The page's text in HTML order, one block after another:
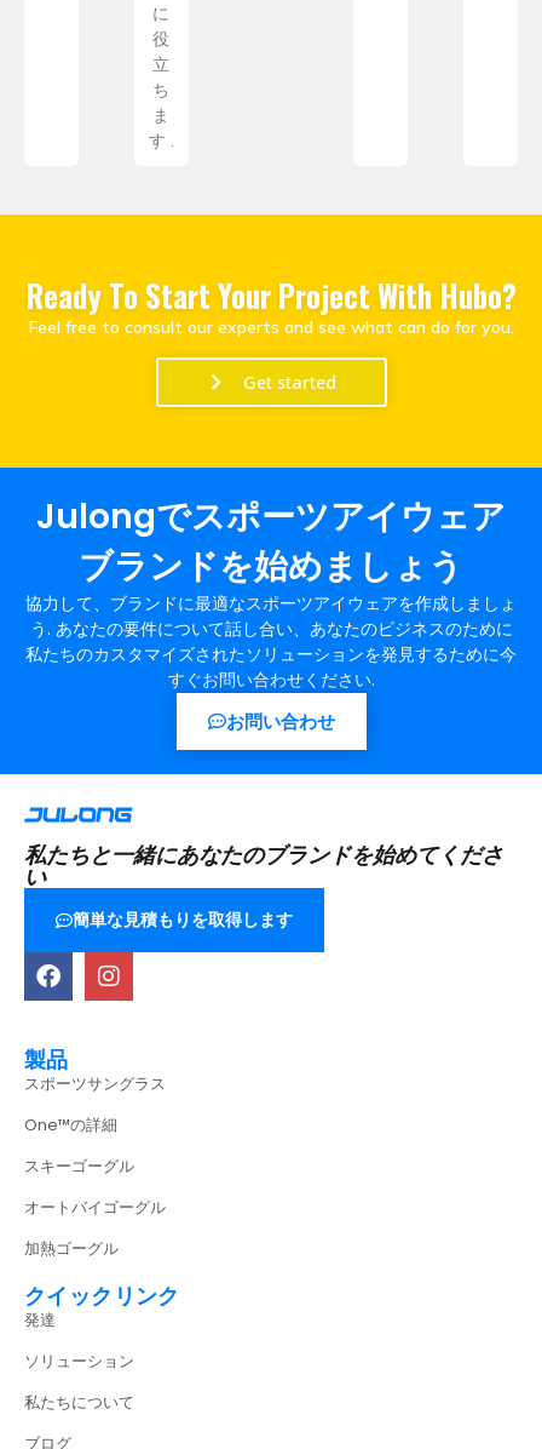
に
役
立
ち
ま
す .
Ready To Start Your Project With Hubo?
Feel free to consult our experts and see what can do for you.
Get started
Julongでスポーツアイウェア
ブランドを始めましょう
協力して、ブランドに最適なスポーツアイウェアを作成しましょ
う. あなたの要件について話し合い、あなたのビジネスのために
私たちのカスタマイズされたソリューションを発見するために今
すぐお問い合わせください.
お問い合わせ
私たちと一緒にあなたのブランドを始めてくださ
い
簡単な見積もりを取得します
製品
スポーツサングラス
One™の詳細
スキーゴーグル
オートバイゴーグル
加熱ゴーグル
クイックリンク
発達
ソリューション
私たちについて
ブログ